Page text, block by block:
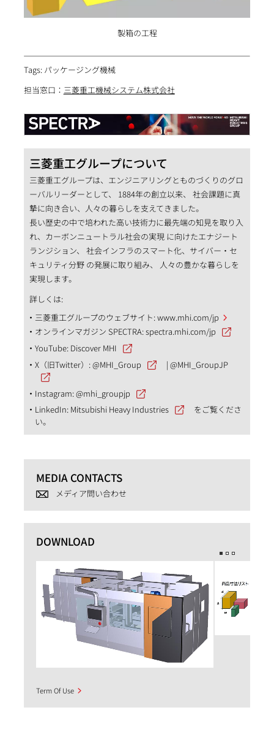
製箱の工程
Tags: パッケージング機械
担当窓口： 三菱重工機械システム株式会社
三菱重工グループについて
三菱重工グループは、エンジニアリングとものづくりのグロ
ーバルリーダーとして、 1884年の創立以来、 社会課題に真
摯に向き合い、人々の暮らしを支えてきました。
長い歴史の中で培われた高い技術力に最先端の知見を取り入
れ、カーボンニュートラル社会の実現 に向けたエナジート
ランジション、 社会インフラのスマート化、サイバー・セ
キュリティ分野 の発展に取り組み、 人々の豊かな暮らしを
実現します。
詳しくは:
三菱重工グループのウェブサイト:www.mhi.com/jp
オンラインマガジン SPECTRA:spectra.mhi.com/jp
YouTube: Discover MHI
X（旧Twitter）:@MHI_Group |@MHI_GroupJP
Instagram:@mhi_groupjp
LinkedIn: Mitsubishi Heavy Industries
をご覧くださ
い。
MEDIA CONTACTS
メディア問い合わせ
DOWNLOAD
Term Of Use